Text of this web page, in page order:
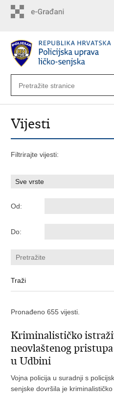
Vijesti
Filtrirajte vijesti:
Od:
Do:
Pronađeno 655 vijesti.
Kriminalističko
neovlaštenog pristupa
u Udbini
Vojna policija u suradnji s
senjske dovršila je